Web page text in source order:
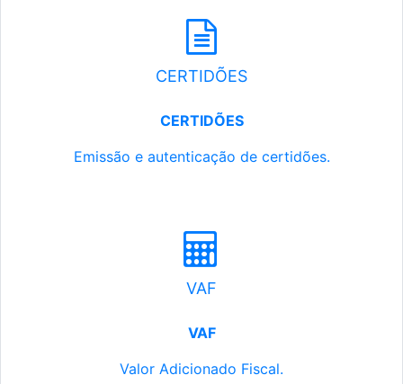
CERTIDÕES
CERTIDÕES
Emissão e autenticação de certidões.
VAF
VAF
Valor Adicionado Fiscal.